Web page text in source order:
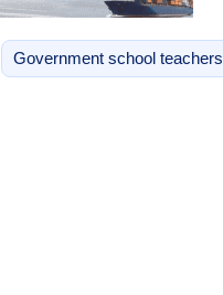
Government school teachers